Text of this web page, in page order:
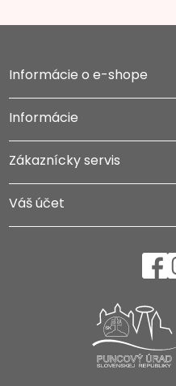
Informácie o e-shope
Informácie
Zákaznícky servis
Váš účet